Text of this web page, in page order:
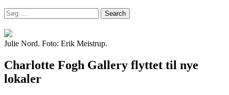
Search
for:
Julie Nord. Foto: Erik Meistrup.
Charlotte Fogh Gallery flyttet til nye
lokaler